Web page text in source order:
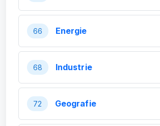
66 Energie
68 Industrie
72 Geografie